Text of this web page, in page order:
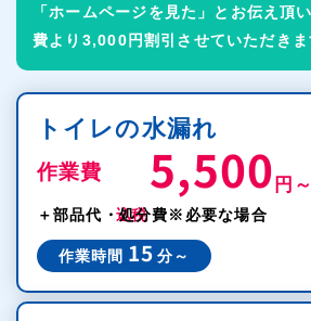
北名古屋水道企業団指定給水装置工事事業者
エリア（北名古屋市、豊山町）
東海市水道事業指定給水装置工事事業者
犬山市指定給水装置工事事業者
「ホームページを見た」とお伝え頂
費より3,000円割引させていただきま
トイレの水漏れ
作業費 5,500 円～
＋部品代・処分費※必要な場合
作業時間 15 分～